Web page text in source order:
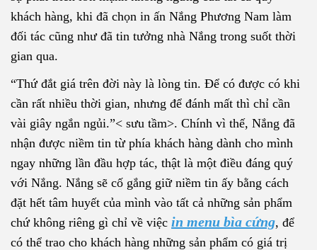
khách hàng, khi đã chọn in ấn Nắng Phương Nam làm
đối tác cũng như đã tin tưởng nhà Nắng trong suốt thời
gian qua.
“Thứ đắt giá trên đời này là lòng tin. Để có được có khi
cần rất nhiều thời gian, nhưng để đánh mất thì chỉ cần
vài giây ngắn ngủi.”< sưu tầm>. Chính vì thế, Nắng đã
nhận được niềm tin từ phía khách hàng dành cho mình
ngay những lần đầu hợp tác, thật là một điều đáng quý
với Nắng. Nắng sẽ cố gắng giữ niềm tin ấy bằng cách
đặt hết tâm huyết của mình vào tất cả những sản phẩm
chứ không riêng gì chỉ về việc in menu bìa cứng, để
có thể trao cho khách hàng những sản phẩm có giá trị